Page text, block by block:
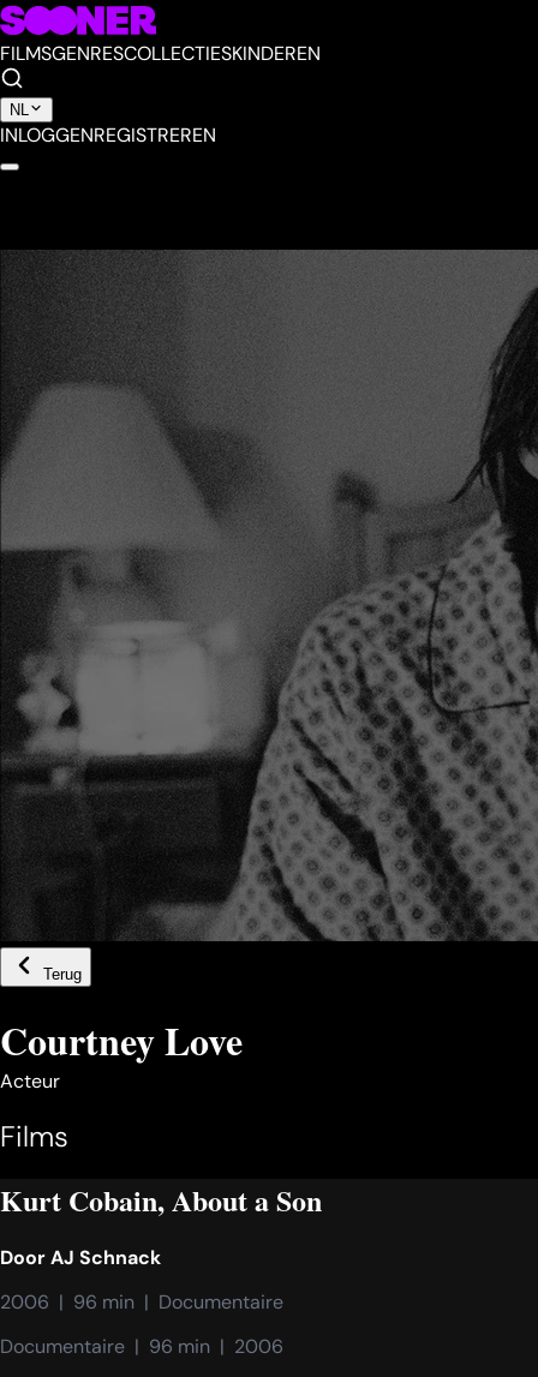
FILMSGENRESCOLLECTIESKINDEREN
NL
INLOGGENREGISTREREN
Terug
Courtney Love
Acteur
Films
Kurt Cobain, About a Son
DoorAJ Schnack
2006  |  96 min  |  Documentaire
Documentaire  |  96 min  |  2006